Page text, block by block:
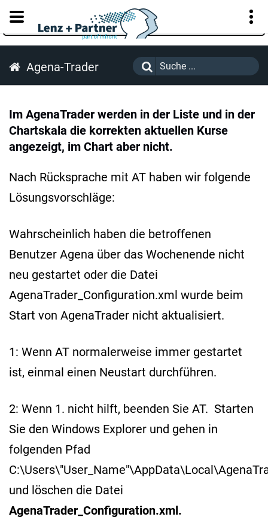
KUNDENPORTAL
Agena-Trader
Im AgenaTrader werden in der Liste und in der
Chartskala die korrekten aktuellen Kurse
angezeigt, im Chart aber nicht.
Nach Rücksprache mit AT haben wir folgende
Lösungsvorschläge:
Wahrscheinlich haben die betroffenen
Benutzer Agena über das Wochenende nicht
neu gestartet oder die Datei
AgenaTrader_Configuration.xml wurde beim
Start von AgenaTrader nicht aktualisiert.
1: Wenn AT normalerweise immer gestartet
ist, einmal einen Neustart durchführen.
2: Wenn 1. nicht hilft, beenden Sie AT. Starten
Sie den Windows Explorer und gehen in
folgenden Pfad
und löschen die Datei
AgenaTrader_Configuration.xml.